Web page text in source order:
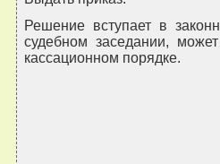
Решение вступает в
судебном заседании,
кассационном порядке.